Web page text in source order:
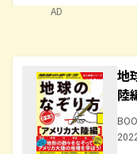
AD
地
陸